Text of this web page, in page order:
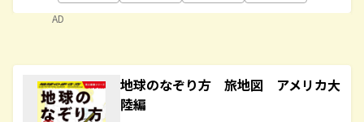
AD
地球のなぞり方 旅地図 アメリカ大
陸編